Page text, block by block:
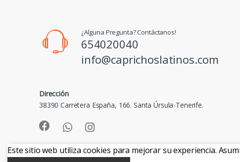
¿Alguna Pregunta? Contáctanos!
654020040
info@caprichoslatinos.com
Dirección
38390 Carretera España, 166. Santa Úrsula-Tenerife.
Este sitio web utiliza cookies para mejorar su experiencia.